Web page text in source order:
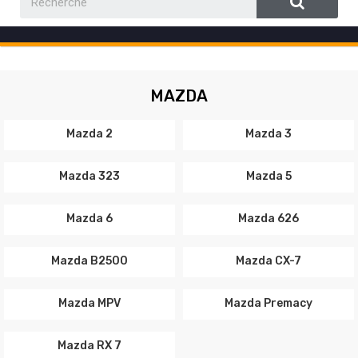
MAZDA
Mazda 2 Mazda 3
Mazda 323 Mazda 5
Mazda 6 Mazda 626
Mazda B2500 Mazda CX-7
Mazda MPV Mazda Premacy
Mazda RX 7